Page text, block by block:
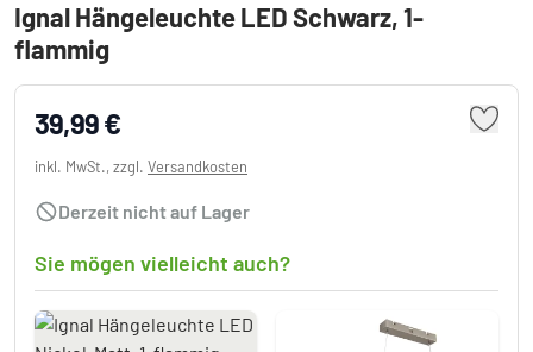
Ignal Hängeleuchte LED Schwarz, 1-
flammig
39,99 €
inkl. MwSt., zzgl. Versandkosten
Derzeit nicht auf Lager
Sie mögen vielleicht auch?